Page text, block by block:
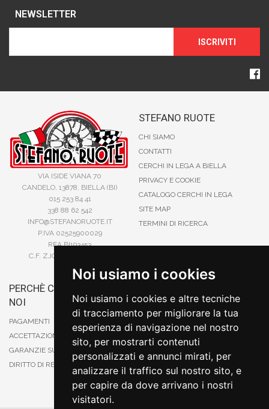
Noi usiamo i cookies
Noi usiamo i cookies e altre tecniche
di tracciamento per migliorare la tua
esperienza di navigazione nel nostro
sito, per mostrarti contenuti
personalizzati e annunci mirati, per
analizzare il traffico sul nostro sito, e
per capire da dove arrivano i nostri
visitatori.
NEWSLETTER
ISCRIVITI
VIA ISIDE VIANA 70
CANDELO, 13878, BIELLA (BI)
015 253 84 41
338 88 62 542
INFO@STEFANORUOTE.IT
P.IVA 02525900029
REA BI193453
C.F. ZJOSFN73H14A859X
STEFANO RUOTE
CHI SIAMO
CONTATTI
CERCHI IN LEGA A BIELLA
PRIVACY E COOKIE
CATALOGO CERCHI IN LEGA
SITE MAP
TERMINI DI RICERCA
PERCHÈ COMPRARE DA
NOI
PAGAMENTI
ACCETTAZIONE DEGLI ORDINI
GARANZIE SUI PRODOTTI
DIRITTO DI RECESSO
CARTA DI CREDITO
PAYPAL
CONTRASSEGNO
POSTEPAY